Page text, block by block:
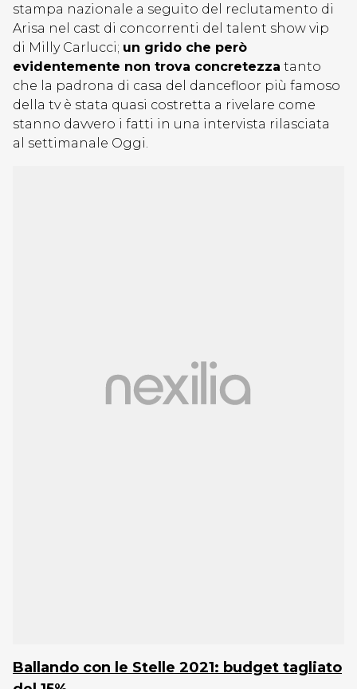
stampa nazionale a seguito del reclutamento di
Arisa nel cast di concorrenti del talent show vip
di Milly Carlucci; un grido che però
evidentemente non trova concretezza tanto
che la padrona di casa del dancefloor più famoso
della tv è stata quasi costretta a rivelare come
stanno davvero i fatti in una intervista rilasciata
al settimanale Oggi.
Ballando con le Stelle 2021: budget tagliato